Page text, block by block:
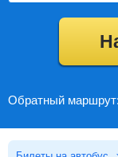
Обратный маршрут: